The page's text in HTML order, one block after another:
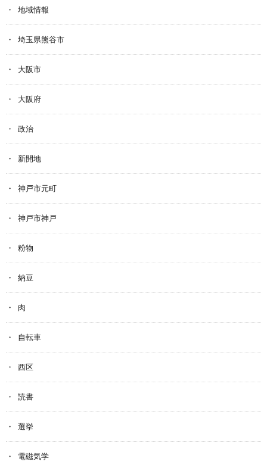
地域情報
埼玉県熊谷市
大阪市
大阪府
政治
新開地
神戸市元町
神戸市神戸
粉物
納豆
肉
自転車
西区
読書
選挙
電磁気学